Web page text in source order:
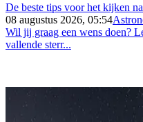
De beste tips voor het kijken
08 augustus 2026, 05:54
Wil jij graag een wens doen?
vallende sterr...